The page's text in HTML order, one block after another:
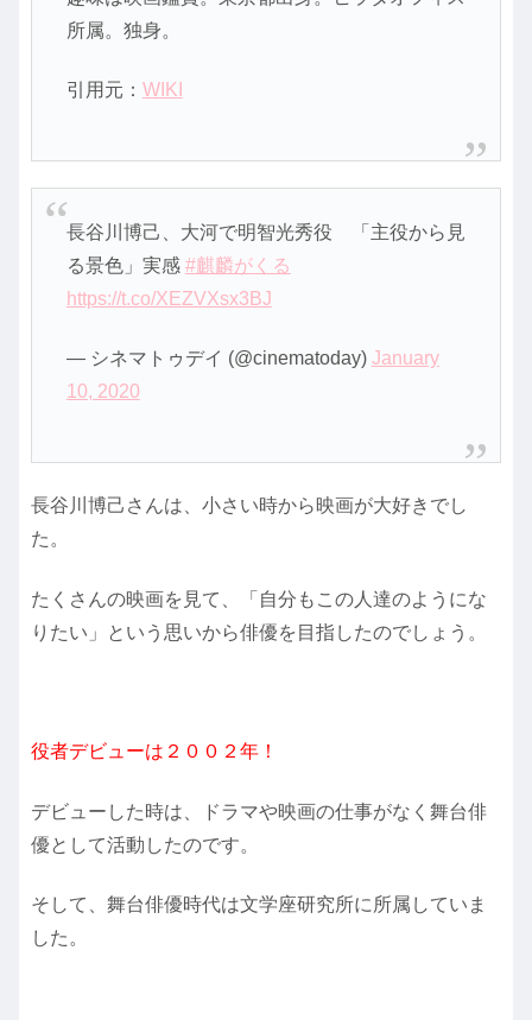
所属。独身。
引用元： WIKI
長谷川博己、大河で明智光秀役 「主役から見
る景色」実感 #麒麟がくる
https://t.co/XEZVXsx3BJ
— シネマトゥデイ (@cinematoday) January
10, 2020
長谷川博己さんは、小さい時から映画が大好きでし
た。
たくさんの映画を見て、「自分もこの人達のようにな
りたい」という思いから俳優を目指したのでしょう。
役者デビューは２００２年！
デビューした時は、ドラマや映画の仕事がなく舞台俳
優として活動したのです。
そして、舞台俳優時代は文学座研究所に所属していま
した。